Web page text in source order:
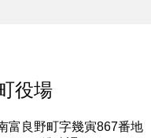
役場
富良野町字幾寅867番地